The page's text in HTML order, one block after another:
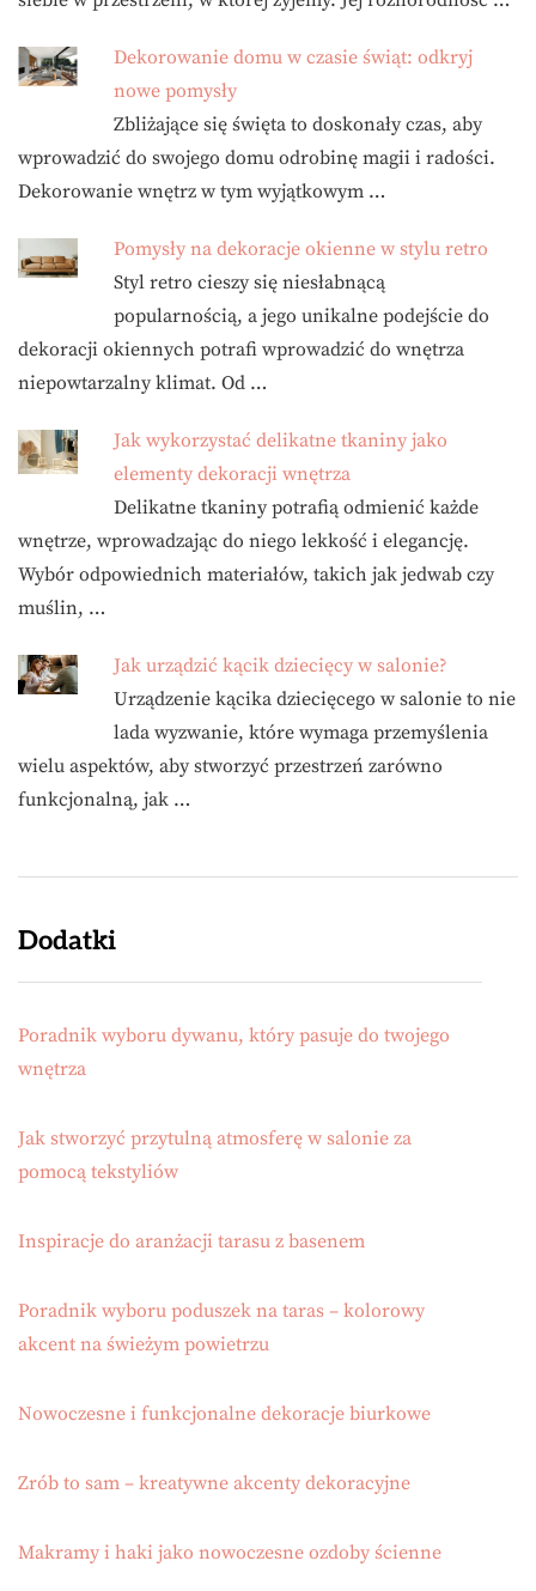
Dekorowanie domu w czasie świąt: odkryj
nowe pomysły
Zbliżające się święta to doskonały czas, aby
wprowadzić do swojego domu odrobinę magii i radości.
Dekorowanie wnętrz w tym wyjątkowym …
Pomysły na dekoracje okienne w stylu retro
Styl retro cieszy się niesłabnącą
popularnością, a jego unikalne podejście do
dekoracji okiennych potrafi wprowadzić do wnętrza
niepowtarzalny klimat. Od …
Jak wykorzystać delikatne tkaniny jako
elementy dekoracji wnętrza
Delikatne tkaniny potrafią odmienić każde
wnętrze, wprowadzając do niego lekkość i elegancję.
Wybór odpowiednich materiałów, takich jak jedwab czy
muślin, …
Jak urządzić kącik dziecięcy w salonie?
Urządzenie kącika dziecięcego w salonie to nie
lada wyzwanie, które wymaga przemyślenia
wielu aspektów, aby stworzyć przestrzeń zarówno
funkcjonalną, jak …
Dodatki
Poradnik wyboru dywanu, który pasuje do twojego
wnętrza
Jak stworzyć przytulną atmosferę w salonie za
pomocą tekstyliów
Inspiracje do aranżacji tarasu z basenem
Poradnik wyboru poduszek na taras – kolorowy
akcent na świeżym powietrzu
Nowoczesne i funkcjonalne dekoracje biurkowe
Zrób to sam – kreatywne akcenty dekoracyjne
Makramy i haki jako nowoczesne ozdoby ścienne